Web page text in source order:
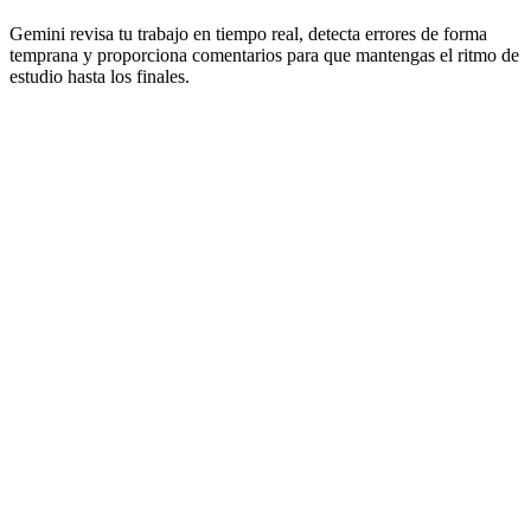
Gemini revisa tu trabajo en tiempo real, detecta errores de forma
temprana y proporciona comentarios para que mantengas el ritmo de
estudio hasta los finales.